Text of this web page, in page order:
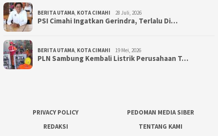
BERITA UTAMA, KOTA CIMAHI 28 Juli, 2026
PSI Cimahi Ingatkan Gerindra, Terlalu Di…
BERITA UTAMA, KOTA CIMAHI 19 Mei, 2026
PLN Sambung Kembali Listrik Perusahaan T…
PRIVACY POLICY
PEDOMAN MEDIA SIBER
REDAKSI
TENTANG KAMI